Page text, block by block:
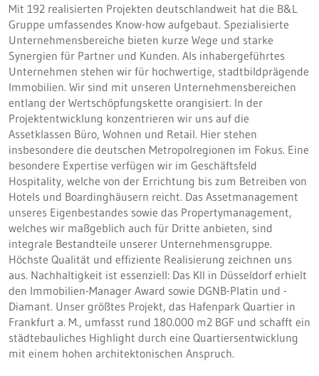
Mit 192 realisierten Projekten deutschlandweit hat die B&L
Gruppe umfassendes Know-how aufgebaut. Spezialisierte
Unternehmensbereiche bieten kurze Wege und starke
Synergien für Partner und Kunden. Als inhabergeführtes
Unternehmen stehen wir für hochwertige, stadtbildprägende
Immobilien. Wir sind mit unseren Unternehmensbereichen
entlang der Wertschöpfungskette orangisiert. In der
Projektentwicklung konzentrieren wir uns auf die
Assetklassen Büro, Wohnen und Retail. Hier stehen
insbesondere die deutschen Metropolregionen im Fokus. Eine
besondere Expertise verfügen wir im Geschäftsfeld
Hospitality, welche von der Errichtung bis zum Betreiben von
Hotels und Boardinghäusern reicht. Das Assetmanagement
unseres Eigenbestandes sowie das Propertymanagement,
welches wir maßgeblich auch für Dritte anbieten, sind
integrale Bestandteile unserer Unternehmensgruppe.
Höchste Qualität und effiziente Realisierung zeichnen uns
aus. Nachhaltigkeit ist essenziell: Das KII in Düsseldorf erhielt
den Immobilien-Manager Award sowie DGNB-Platin und -
Diamant. Unser größtes Projekt, das Hafenpark Quartier in
Frankfurt a. M., umfasst rund 180.000 m2 BGF und schafft ein
städtebauliches Highlight durch eine Quartiersentwicklung
mit einem hohen architektonischen Anspruch.